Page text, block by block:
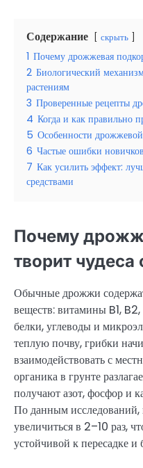
Содержание скрыть
1 Почему дрожжевая
2 Биологический
растениям
3 Проверенные рецепты
4 Когда и как правильно
5 Особенности
6 Частые ошибки
7 Как усилить эффект:
средствами
Почему
творит чудеса
Обычные дрожжи
веществ: витамины B1,
белки, углеводы и
теплую почву, грибки
взаимодействовать с
органика в грунте
получают азот, фосфор и
По данным исследований,
увеличиться в 2–10 раз,
устойчивой к пересадке